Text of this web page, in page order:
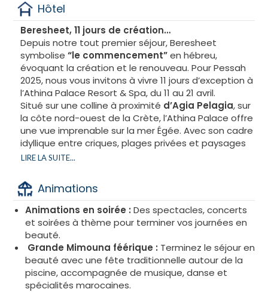
Hôtel
Beresheet, 11 jours de création…
Depuis notre tout premier séjour, Beresheet
symbolise “le commencement”en hébreu,
évoquant la création et le renouveau. Pour Pessah
2025, nous vous invitons à vivre 11 jours d’exception à
l’Athina Palace Resort & Spa, du 11 au 21 avril.
Situé sur une colline à proximité d’Agia Pelagia, sur
la côte nord-ouest de la Crète, l’Athina Palace offre
une vue imprenable sur la mer Égée. Avec son cadre
idyllique entre criques, plages privées et paysages
méditerranéens, cet hôtel 5 étoiles est l’endroit
découvertes.
À seulement 22 km de l’aéroport d’Héraklion, l’Athina
Palace est idéalement situé avec des transferts
inclus pour votre confort.
LIRE LA SUITE...
Animations
Animations en soirée : Des spectacles, concerts
et soirées à thème pour terminer vos journées en
beauté.
Grande Mimouna féérique : Terminez le séjour en
beauté avec une fête traditionnelle autour de la
piscine, accompagnée de musique, danse et
spécialités marocaines.